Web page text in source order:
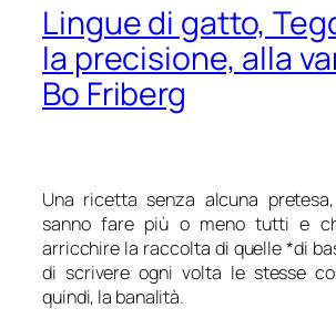
Lingue di gatto,
la precisione, alla
Bo Friberg
Una ricetta senza alcuna
sanno fare più o meno tutti e
arricchire la raccolta di quelle *di
di scrivere ogni volta le stesse
quindi, la banalità.